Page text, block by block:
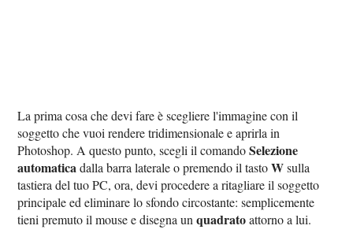
La prima cosa che devi fare è scegliere l'immagine con il
soggetto che vuoi rendere tridimensionale e aprirla in
Photoshop. A questo punto, scegli il comandoSelezione
automaticadalla barra laterale o premendo il tastoWsulla
tastiera del tuo PC, ora, devi procedere a ritagliare il soggetto
principale ed eliminare lo sfondo circostante: semplicemente
tieni premuto il mouse e disegna unquadratoattorno a lui.